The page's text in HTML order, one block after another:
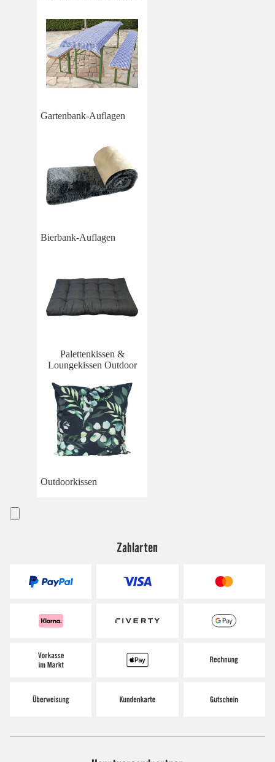
Gartenbank-Auflagen
Bierbank-Auflagen
Palettenkissen &
Loungekissen Outdoor
Outdoorkissen
Zahlarten